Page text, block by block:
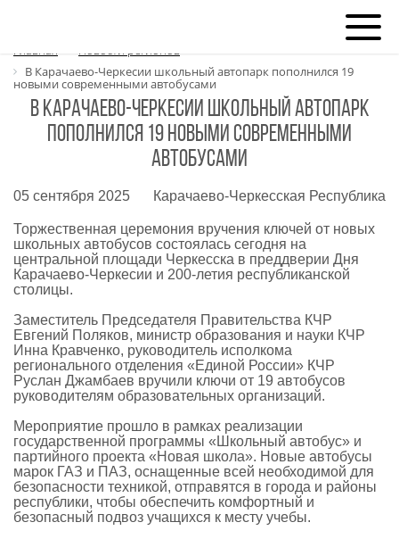
Главная
Новости регионов
В Карачаево-Черкесии школьный автопарк пополнился 19
новыми современными автобусами
В Карачаево-Черкесии школьный автопарк
пополнился 19 новыми современными
автобусами
05 сентября 2025 Карачаево-Черкесская Республика
Торжественная церемония вручения ключей от новых
школьных автобусов состоялась сегодня на
центральной площади Черкесска в преддверии Дня
Карачаево-Черкесии и 200-летия республиканской
столицы.
Заместитель Председателя Правительства КЧР
Евгений Поляков, министр образования и науки КЧР
Инна Кравченко, руководитель исполкома
регионального отделения «Единой России» КЧР
Руслан Джамбаев вручили ключи от 19 автобусов
руководителям образовательных организаций.
Мероприятие прошло в рамках реализации
государственной программы «Школьный автобус» и
партийного проекта «Новая школа». Новые автобусы
марок ГАЗ и ПАЗ, оснащенные всей необходимой для
безопасности техникой, отправятся в города и районы
республики, чтобы обеспечить комфортный и
безопасный подвоз учащихся к месту учебы.